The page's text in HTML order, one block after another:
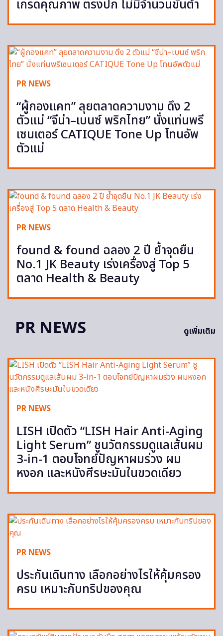
เกรดคุณภาพ ตรงปก ไม่มีจำนวนขั้นต่ำ
PR NEWS
“ผู้กองแคท” ลุยตลาดความงาม ดึง 2
ตัวแม่ “จีน่า–เบนซ์ พริกไทย” นั่งแท่นพรี
เซนเตอร์ CATIQUE Tone Up โทนอัพ
ตัวแม่
PR NEWS
found & found ฉลอง 2 ปี ย้ำจุดยืน
No.1 JK Beauty เร่งเครื่องสู่ Top 5
ตลาด Health & Beauty
PR NEWS ดูเพิ่มเติม
PR NEWS
LISH เปิดตัว “LISH Hair Anti-Aging
Light Serum” ชูนวัตกรรมดูแลเส้นผม
3-in-1 ตอบโจทย์ปัญหาผมร่วง ผม
หงอก และหนังศีรษะมันในขวดเดียว
PR NEWS
ประกันเดินทาง เลือกอย่างไรให้คุ้มครอง
ครบ เหมาะกับทริปของคุณ